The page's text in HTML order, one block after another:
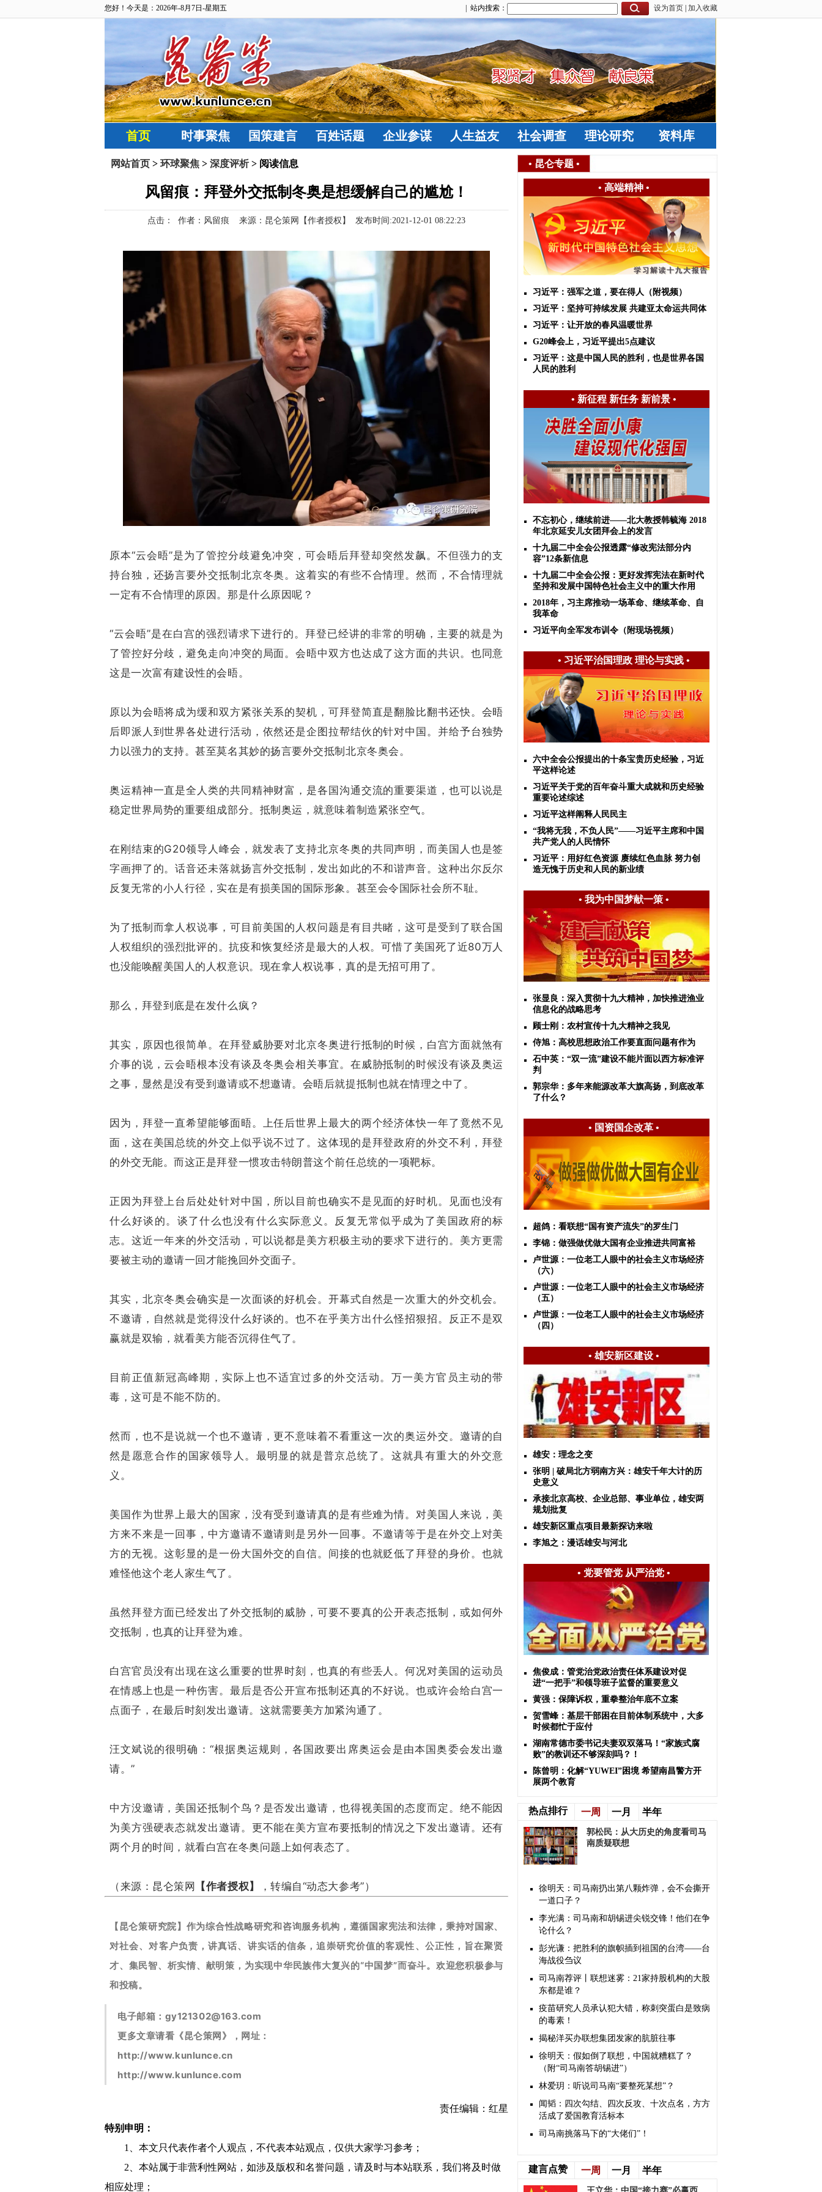
您好！今天是：2026年-8月7日-星期五 设为首页 加入收藏
| 站内搜索：
首页 时事聚焦 国策建言 百姓话题 企业参谋 人生益友 社会调查 理论研究 资料库
网站首页 > 环球聚焦 > 深度评析> 阅读信息
风留痕：拜登外交抵制冬奥是想缓解自己的尴尬！
点击： 作者：风留痕 来源：昆仑策网【作者授权】 发布时间:2021-12-01 08:22:23
原本“云会晤”是为了管控分歧避免冲突，可会晤后拜登却突然发飙。不但强力的支
持台独，还扬言要外交抵制北京冬奥。这着实的有些不合情理。然而，不合情理就
一定有不合情理的原因。那是什么原因呢？
“云会晤”是在白宫的强烈请求下进行的。拜登已经讲的非常的明确，主要的就是为
了管控好分歧，避免走向冲突的局面。会晤中双方也达成了这方面的共识。也同意
这是一次富有建设性的会晤。
原以为会晤将成为缓和双方紧张关系的契机，可拜登简直是翻脸比翻书还快。会晤
后即派人到世界各处进行活动，依然还是企图拉帮结伙的针对中国。并给予台独势
力以强力的支持。甚至莫名其妙的扬言要外交抵制北京冬奥会。
奥运精神一直是全人类的共同精神财富，是各国沟通交流的重要渠道，也可以说是
稳定世界局势的重要组成部分。抵制奥运，就意味着制造紧张空气。
在刚结束的G20领导人峰会，就发表了支持北京冬奥的共同声明，而美国人也是签
字画押了的。话音还未落就扬言外交抵制，发出如此的不和谐声音。这种出尔反尔
反复无常的小人行径，实在是有损美国的国际形象。甚至会令国际社会所不耻。
为了抵制而拿人权说事，可目前美国的人权问题是有目共睹，这可是受到了联合国
人权组织的强烈批评的。抗疫和恢复经济是最大的人权。可惜了美国死了近80万人
也没能唤醒美国人的人权意识。现在拿人权说事，真的是无招可用了。
那么，拜登到底是在发什么疯？
其实，原因也很简单。在拜登威胁要对北京冬奥进行抵制的时候，白宫方面就煞有
介事的说，云会晤根本没有谈及冬奥会相关事宜。在威胁抵制的时候没有谈及奥运
之事，显然是没有受到邀请或不想邀请。会晤后就提抵制也就在情理之中了。
因为，拜登一直希望能够面晤。上任后世界上最大的两个经济体快一年了竟然不见
面，这在美国总统的外交上似乎说不过了。这体现的是拜登政府的外交不利，拜登
的外交无能。而这正是拜登一惯攻击特朗普这个前任总统的一项靶标。
正因为拜登上台后处处针对中国，所以目前也确实不是见面的好时机。见面也没有
什么好谈的。谈了什么也没有什么实际意义。反复无常似乎成为了美国政府的标
志。这近一年来的外交活动，可以说都是美方积极主动的要求下进行的。美方更需
要被主动的邀请一回才能挽回外交面子。
其实，北京冬奥会确实是一次面谈的好机会。开幕式自然是一次重大的外交机会。
不邀请，自然就是觉得没什么好谈的。也不在乎美方出什么怪招狠招。反正不是双
赢就是双输，就看美方能否沉得住气了。
目前正值新冠高峰期，实际上也不适宜过多的外交活动。万一美方官员主动的带
毒，这可是不能不防的。
然而，也不是说就一个也不邀请，更不意味着不看重这一次的奥运外交。邀请的自
然是愿意合作的国家领导人。最明显的就是普京总统了。这就具有重大的外交意
义。
美国作为世界上最大的国家，没有受到邀请真的是有些难为情。对美国人来说，美
方来不来是一回事，中方邀请不邀请则是另外一回事。不邀请等于是在外交上对美
方的无视。这彰显的是一份大国外交的自信。间接的也就贬低了拜登的身价。也就
难怪他这个老人家生气了。
虽然拜登方面已经发出了外交抵制的威胁，可要不要真的公开表态抵制，或如何外
交抵制，也真的让拜登为难。
白宫官员没有出现在这么重要的世界时刻，也真的有些丢人。何况对美国的运动员
在情感上也是一种伤害。最后是否公开宣布抵制还真的不好说。也或许会给白宫一
点面子，在最后时刻发出邀请。这就需要美方加紧沟通了。
汪文斌说的很明确：“根据奥运规则，各国政要出席奥运会是由本国奥委会发出邀
请。”
中方没邀请，美国还抵制个鸟？是否发出邀请，也得视美国的态度而定。绝不能因
为美方强硬表态就发出邀请。更不能在美方宣布要抵制的情况之下发出邀请。还有
两个月的时间，就看白宫在冬奥问题上如何表态了。
（来源：昆仑策网 【作者授权】 ，转编自“动态大参考”）
【昆仑策研究院】作为综合性战略研究和咨询服务机构，遵循国家宪法和法律，秉持对国家、
对社会、对客户负责，讲真话、讲实话的信条，追崇研究价值的客观性、公正性，旨在聚贤
才、集民智、析实情、献明策，为实现中华民族伟大复兴的“中国梦”而奋斗。 欢迎您积极参与
和投稿。
电子邮箱： gy121302@163.com
更多文章请看《昆仑策网》，网址：
http://www.kunlunce.cn
http://www.kunlunce.com
责任编辑：红星
特别申明：
1、本文只代表作者个人观点，不代表本站观点，仅供大家学习参考；
2、本站属于非营利性网站，如涉及版权和名誉问题，请及时与本站联系，我们将及时做
相应处理；
• 昆仑专题 •
• 高端精神•
习近平：强军之道，要在得人（附视频）
习近平：坚持可持续发展 共建亚太命运共同体
习近平：让开放的春风温暖世界
​G20峰会上，习近平提出5点建议
习近平：这是中国人民的胜利，也是世界各国
人民的胜利
• 新征程 新任务 新前景•
不忘初心，继续前进——北大教授韩毓海 2018
年北京延安儿女团拜会上的发言
十九届二中全会公报透露“修改宪法部分内
容”12条新信息
十九届二中全会公报：更好发挥宪法在新时代
坚持和发展中国特色社会主义中的重大作用
2018年，习主席推动一场革命、继续革命、自
我革命
习近平向全军发布训令（附现场视频）
• 习近平治国理政 理论与实践•
六中全会公报提出的十条宝贵历史经验，习近
平这样论述
习近平关于党的百年奋斗重大成就和历史经验
重要论述综述
习近平这样阐释人民民主
“我将无我，不负人民”——习近平主席和中国
共产党人的人民情怀
​习近平：用好红色资源 赓续红色血脉 努力创
造无愧于历史和人民的新业绩
• 我为中国梦献一策•
张显良：深入贯彻十九大精神，加快推进渔业
信息化的战略思考
顾士刚：农村宣传十九大精神之我见
侍旭：高校思想政治工作要直面问题有作为
石中英：“双一流”建设不能片面以西方标准评
判
郭宗华：多年来能源改革大旗高扬，到底改革
了什么？
• 国资国企改革•
超鸽：看联想“国有资产流失”的罗生门
李锦：做强做优做大国有企业推进共同富裕
卢世源：一位老工人眼中的社会主义市场经济
（六）
卢世源：一位老工人眼中的社会主义市场经济
（五）
卢世源：一位老工人眼中的社会主义市场经济
（四）
• 雄安新区建设•
雄安：理念之变
张明 | 破局北方弱南方兴：雄安千年大计的历
史意义
承接北京高校、企业总部、事业单位，雄安两
规划批复
雄安新区重点项目最新探访来啦
李旭之：漫话雄安与河北
• 党要管党 从严治党•
焦俊成：管党治党政治责任体系建设对促
进“一把手”和领导班子监督的重要意义
黄强：保障诉权，重拳整治年底不立案
贺雪峰：基层干部困在目前体制系统中，大多
时候都忙于应付
湖南常德市委书记夫妻双双落马！“家族式腐
败”的教训还不够深刻吗？！
陈曾明：化解“YUWEI”困境 希望南昌警方开
展两个教育
热点排行 一周 一月 半年
郭松民：​从大历史的角度看司马
南质疑联想
徐明天：司马南扔出第八颗炸弹，会不会撕开
一道口子？
李光满：司马南和胡锡进尖锐交锋！他们在争
论什么？
彭光谦：把胜利的旗帜插到祖国的台湾——台
海战役刍议
司马南荐评丨联想迷雾：21家持股机构的大股
东都是谁？
​疫苗研究人员承认犯大错，称刺突蛋白是致病
的毒素！
揭秘洋买办联想集团发家的肮脏往事
徐明天：假如倒了联想，中国就糟糕了？
（附“司马南答胡锡进”）
林爱玥：听说司马南“要整死某想”？
闻韬：四次勾结、四次反攻、十次点名，方方
活成了爱国教育活标本
​司马南挑落马下的“大佬们”！
建言点赞 一周 一月 半年